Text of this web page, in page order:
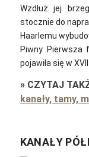
Wzdłuż jej
stocznie do
Haarlemu
Piwny. Pierwsza
pojawiła się w
» CZYTAJ
kanały, tamy,
KANAŁY